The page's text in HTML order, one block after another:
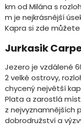
km od Milána s
m je nejkrásnější
Kapra si zde
Jurkasik Carpe
Jezero je vzdálené
2 velké ostrovy,
chycený největší
Plata a zarostlá
z nejvyznamnějších
dobrodružství a